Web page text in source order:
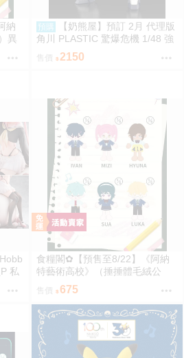
納
異
術
預購
【奶熊屋】預訂 2月 代理版
角川 PLASTIC 驚爆危機 1/48 強
弩兵 ARX-7 一般版 組裝模型 09
售價 2150
私
食糧閣✿【預售至8/22】《阿納
特藝術高校》（捶捶體毛絨公
仔）異形舞臺／異形舞台／阿納
特藝術高校／ALIENSTAGE／Till
／Ivan／Luka／Sua／Mizi／Hyu
na
售價 675